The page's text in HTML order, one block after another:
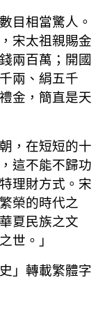
目相當驚人。
宋太祖親賜金
兩百萬；開國
兩、絹五千
金，簡直是天
，在短短的十
這不能不歸功
理財方式。宋
榮的時代之
夏民族之文
世。」
」轉載繁體字